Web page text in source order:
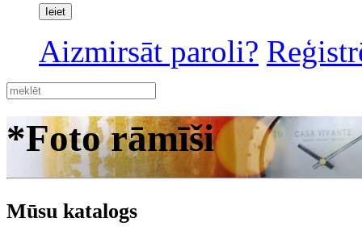
Aizmirsāt paroli?
*Foto rāmīši
Mūsu katalogs